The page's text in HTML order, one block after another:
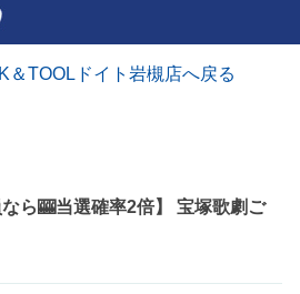
＆TOOLドイト岩槻店へ戻る
なら🎰当選確率2倍】 宝塚歌劇ご